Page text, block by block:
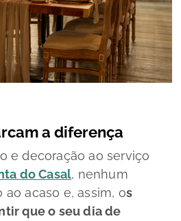
a diferença
e decoração ao serviço
do Casal, nenhum
acaso e, assim, os
que o seu dia de